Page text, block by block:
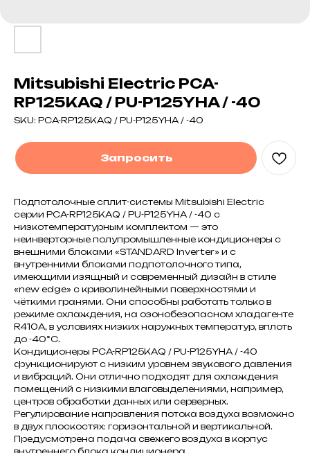
Mitsubishi Electric PCA-
RP125KAQ / PU-P125YHA / -40
SKU: PCA-RP125KAQ / PU-P125YHA / -40
Запросить
Подпотолочные сплит-системы Mitsubishi Electric
серии PCA-RP125KAQ / PU-P125YHA / -40 с
низкотемпературным комплектом — это
неинверторные полупромышленные кондиционеры с
внешними блоками «STANDARD Inverter» и с
внутренними блоками подпотолочного типа,
имеющими изящный и современный дизайн в стиле
«new edge» с криволинейными поверхностями и
чёткими гранями. Они способны работать только в
режиме охлаждения, на озонобезопасном хладагенте
R410A, в условиях низких наружных температур, вплоть
до -40°С.
Кондиционеры PCA-RP125KAQ / PU-P125YHA / -40
функционируют с низким уровнем звукового давления
и вибраций. Они отлично подходят для охлаждения
помещений с низкими влаговыделениями, например,
центров обработки данных или серверных.
Регулирование направления потока воздуха возможно
в двух плоскостях: горизонтальной и вертикальной.
Предусмотрена подача свежего воздуха в корпус